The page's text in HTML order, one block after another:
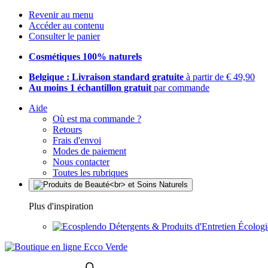
Revenir au menu
Accéder au contenu
Consulter le panier
Cosmétiques 100% naturels
Belgique : Livraison standard gratuite à partir de € 49,90
Au moins 1 échantillon gratuit par commande
Aide
Où est ma commande ?
Retours
Frais d'envoi
Modes de paiement
Nous contacter
Toutes les rubriques
Plus d'inspiration
Détergents & Produits d'Entretien